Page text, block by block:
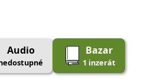
Audio Bazar
1 inzerát